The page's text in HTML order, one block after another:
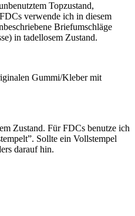
Topzustand,
verwende ich in diesem
Briefumschläge
in tadellosem Zustand.
Gummi/Kleber mit
Zustand. Für FDCs benutze ich
Sollte ein Vollstempel
darauf hin.